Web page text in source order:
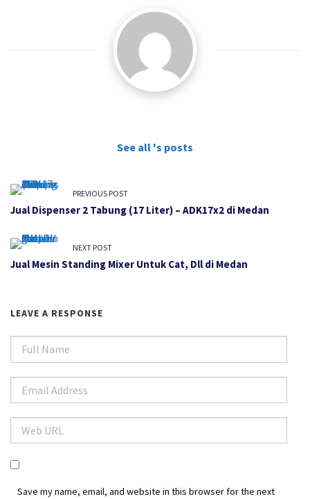
See all 's posts
PREVIOUS POST
Jual Dispenser 2 Tabung (17 Liter) – ADK17x2 di Medan
NEXT POST
Jual Mesin Standing Mixer Untuk Cat, Dll di Medan
LEAVE A RESPONSE
Save my name, email, and website in this browser for the next